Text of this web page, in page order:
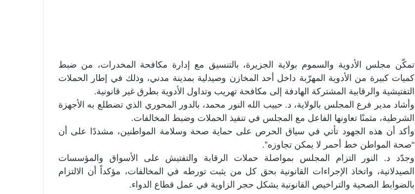
تمكّن مجلس الأدوية والسموم بولاية الجزيرة، بالتنسيق مع إدارة مكافحة المخدرات، من ضبط
كميات كبيرة من الأدوية المهرّبة داخل أحد المخازن وصيدلية بمدينة مدني، وذلك في إطار الحملات
التفتيشية والرقابية المشتركة الهادفة إلى مكافحة تهريب وتداول الأدوية بطرق غير قانونية.
وأشاد مدير فرع المجلس بالولاية، د. حبيب الله النور محمد، بالدور المحوري الذي تضطلع به الأجهزة
الشرطية، مثمنًا تعاونها الفاعل مع المجلس في تنفيذ الحملات وضبط المخالفات.
وأكد أن هذه الجهود تأتي في سياق الحرص على حماية صحة وسلامة المواطنين، مشددًا على أن
“صحة المواطن خط أحمر لا يمكن تجاوزه”.
وجدّد د. النور التزام المجلس بمواصلة حملات الرقابة والتفتيش على الأسواق والمؤسسات
الصيدلانية، واتخاذ الإجراءات القانونية بحق كل من يثبت تورطه في المخالفات، مؤكداً أن الالتزام
بالضوابط الصحية والتراخيص القانونية يشكل حجر الزاوية في عمل قطاع الدواء.